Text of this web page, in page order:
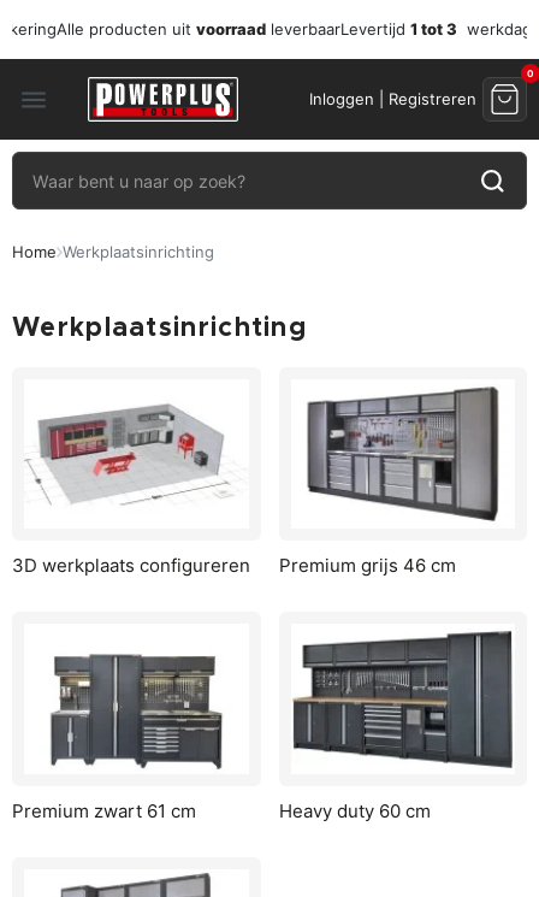
Alle producten uit voorraad leverbaarLevertijd 1 tot 3
menu Inloggen | Registreren
0
Home Werkplaatsinrichting
Werkplaatsinrichting
3D werkplaats configureren Premium grijs 46 cm
Premium zwart 61 cm Heavy duty 60 cm